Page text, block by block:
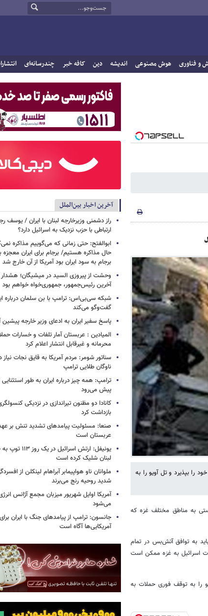
و فناوری هوش مصنوعی اندیشه دین کافه خبر چندرسانه‌ای
را بپذیرد و تل آویو را به
به مناطق مختلف غزه که
به توافق آتش‌بس در تمام
اسرائیل به غزه ممکن است
را به توقف فوری حملات به
آخرین اخبار بین‌الملل
راز دشمنی وزیرخارجه لبنان با ایران / یوسف
ارتباطی با حزب نزدیک به اسرائیل دارد؟
ابوالفتح: حتی زمانی که می‌گوییم مذاکره
حال مذاکره هستیم/ برجام برای ایران
برجام به سود ایران بود آمریکا از آن خارج شد
وحشت از پیروزی السید در میشیگان؛ هشدار
آخرین رئیس‌جمهور، جمهوری‌خواه خواهم بود
شبکه سی‌بی‌اس: ترامپ با بن سلمان درباره
گفت‌وگو می‌کند
پاسخ سفیر ایران به ادعای وزیر خارجه پیشین
المیادین : عربستان آمار تلفات و خسارات
محرمانه و غیرقابل انتشار اعلام کرد
سناتور شومر: مردم آمریکا به قایق نجات نیاز
ناوگان طلایی ترامپ
ترامپ: همه چیز درباره ایران به طور
پیش می‌رود
کانادا دو مظنون تیراندازی در نزدیکی
بازداشت کرد
صنعا: مسئولیت پیامدهای تشدید تنش بر
عربستان است
یونیفل: ارتش اسرائیل در
لبنان شلیک کرده است
ملوانان ناو هواپیمابر آبراهام لینکلن از
شدید روحیه رنج می‌برند
آمریکا اوایل شهریور میزبان مجمع آژانس
می‌شود
جانسون: ترامپ از پیامدهای جنگ با ایران برای
آمریکایی‌ها آگاه است